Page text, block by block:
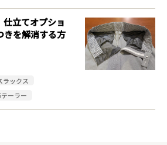
立てオプショ
きを解消する方
ラックス
ーラー